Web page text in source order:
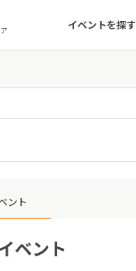
イベントを探す
ント
ベント